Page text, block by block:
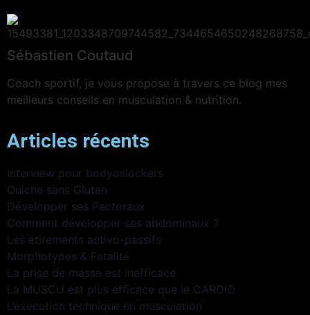
Sébastien Coutaud
Coach sportif, je vous propose à travers ce blog mes
meilleurs conseils en musculation & nutrition.
Articles récents
Interview pour bodyunlockers
Quiche sans Gluten
Développer ses Pectoraux
Comment développer ses abdominaux ?
Les étirements activo-passifs
Morphotypes & Fatalité
La prise de masse est inefficace
La MUSCU est plus efficace que le CARDIO
L’execution technique en musculation